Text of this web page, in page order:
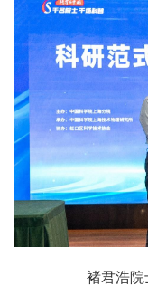
褚君浩院